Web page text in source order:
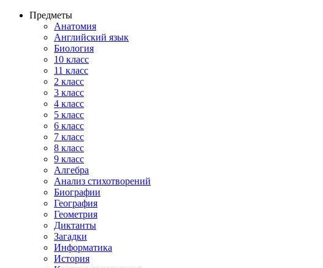
Предметы
Анатомия
Английский язык
Биология
10 класс
11 класс
2 класс
3 класс
4 класс
5 класс
6 класс
7 класс
8 класс
9 класс
Алгебра
Анализ стихотворений
Биографии
География
Геометрия
Диктанты
Загадки
Информатика
История